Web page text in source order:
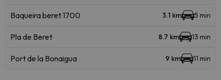
Baqueira beret 1700 3.1 km 5 min
Pla de Beret 8.7 km 13 min
Port de la Bonaigua 9 km 11 min